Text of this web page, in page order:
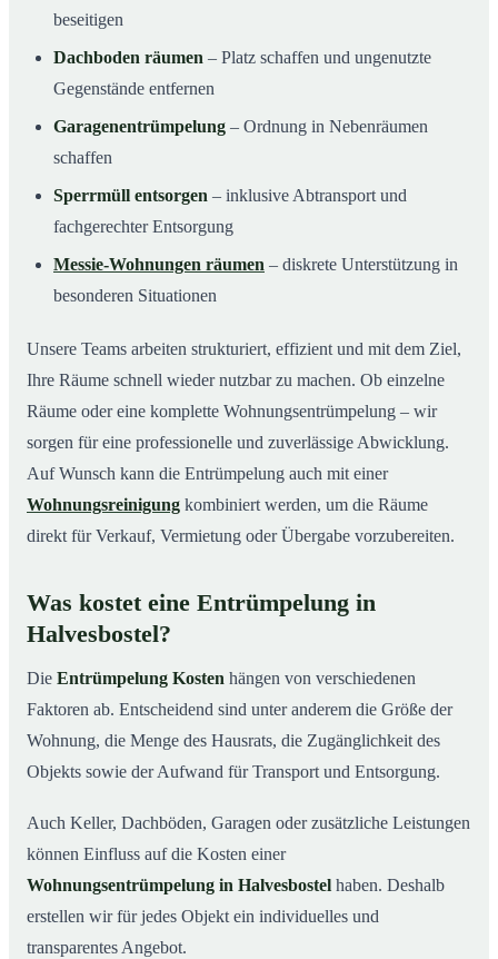
beseitigen
Dachboden räumen – Platz schaffen und ungenutzte
Gegenstände entfernen
Garagenentrümpelung – Ordnung in Nebenräumen
schaffen
Sperrmüll entsorgen – inklusive Abtransport und
fachgerechter Entsorgung
Messie-Wohnungen räumen – diskrete Unterstützung in
besonderen Situationen
Unsere Teams arbeiten strukturiert, effizient und mit dem Ziel,
Ihre Räume schnell wieder nutzbar zu machen. Ob einzelne
Räume oder eine komplette Wohnungsentrümpelung – wir
sorgen für eine professionelle und zuverlässige Abwicklung.
Auf Wunsch kann die Entrümpelung auch mit einer
Wohnungsreinigung kombiniert werden, um die Räume
direkt für Verkauf, Vermietung oder Übergabe vorzubereiten.
Was kostet eine Entrümpelung in
Halvesbostel?
Die Entrümpelung Kosten hängen von verschiedenen
Faktoren ab. Entscheidend sind unter anderem die Größe der
Wohnung, die Menge des Hausrats, die Zugänglichkeit des
Objekts sowie der Aufwand für Transport und Entsorgung.
Auch Keller, Dachböden, Garagen oder zusätzliche Leistungen
können Einfluss auf die Kosten einer
Wohnungsentrümpelung in Halvesbostel haben. Deshalb
erstellen wir für jedes Objekt ein individuelles und
transparentes Angebot.